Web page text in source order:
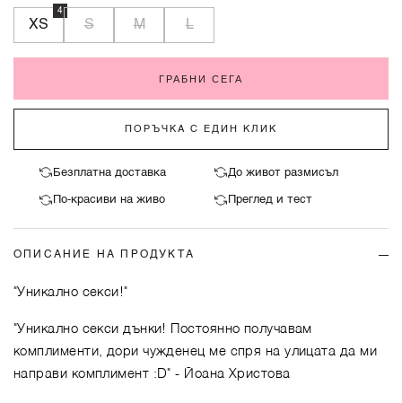
XS
4
S M L
ГРАБНИ СЕГА
ПОРЪЧКА С ЕДИН КЛИК
Безплатна доставка До живот размисъл
По-красиви на живо Преглед и тест
ОПИСАНИЕ НА ПРОДУКТА
"Уникално секси!"
"Уникално секси дънки! Постоянно получавам
комплименти, дори чужденец ме спря на улицата да ми
направи комплимент :D" - Йоана Христова